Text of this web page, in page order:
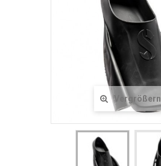
Vergrößern